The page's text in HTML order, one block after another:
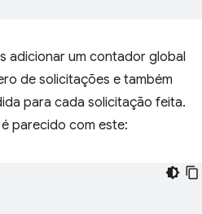
adicionar um contador global
de solicitações e também
para cada solicitação feita.
parecido com este: